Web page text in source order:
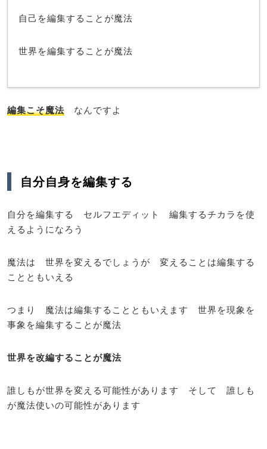
自己を編集することが魔法
世界を編集することが魔法
編集こそ魔法 なんですよ
自分自身を編集する
自分を編集する セルフエディット 編集するチカラを使
えるようになろう
魔法は 世界を変えるでしょうが 変えることは編集する
ことともいえる
つまり 魔法は編集することともいえます 世界を現象を
事象を編集することが魔法
世界を改編することが魔法
誰しもが世界を変える可能性があります そして 誰しも
が魔法使いの可能性があります